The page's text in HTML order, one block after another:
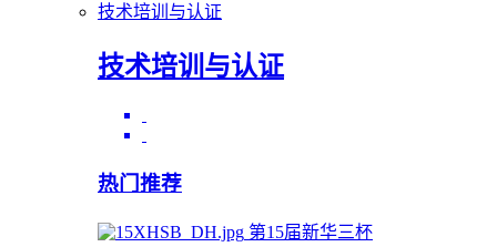
技术培训与认证
技术培训与认证
热门推荐
第15届新华三杯